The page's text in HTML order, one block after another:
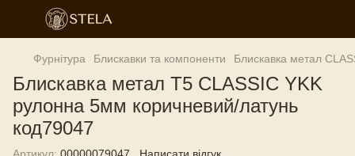
Фурнітура Блискавки та компоненти Блискавка метал
Блискавка метал T5 CLASSIC YKK
рулонна 5мм коричневий/латунь
код79047